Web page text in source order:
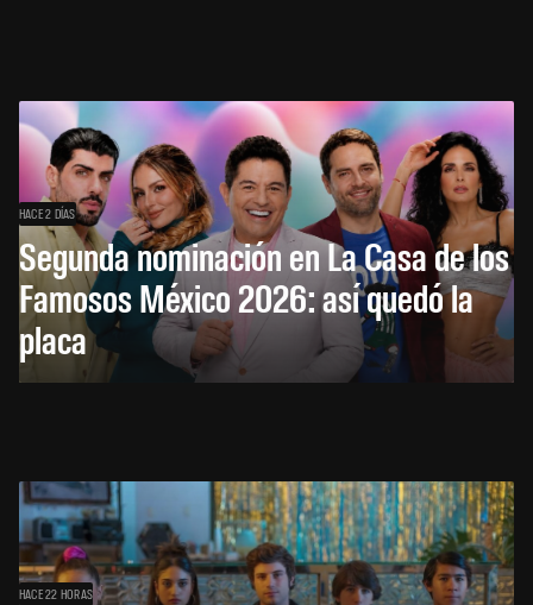
HACE 2 DÍAS
Segunda nominación en La Casa de los
Famosos México 2026: así quedó la
placa
HACE 22 HORAS